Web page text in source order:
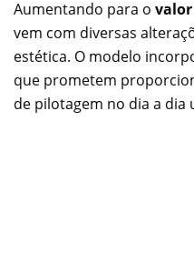
Aumentando para o valor
vem com diversas
estética. O modelo
que prometem
de pilotagem no dia a dia